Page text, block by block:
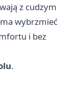
z cudzym
wybrzmieć
i bez
.